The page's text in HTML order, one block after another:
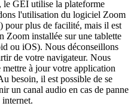
le GEI utilise la plateforme
l'utilisation du logiciel Zoom
pour plus de facilité, mais il est
Zoom installée sur une tablette
ou iOS). Nous déconseillons
de votre navigateur. Nous
mettre à jour votre application
besoin, il est possible de se
un canal audio en cas de panne